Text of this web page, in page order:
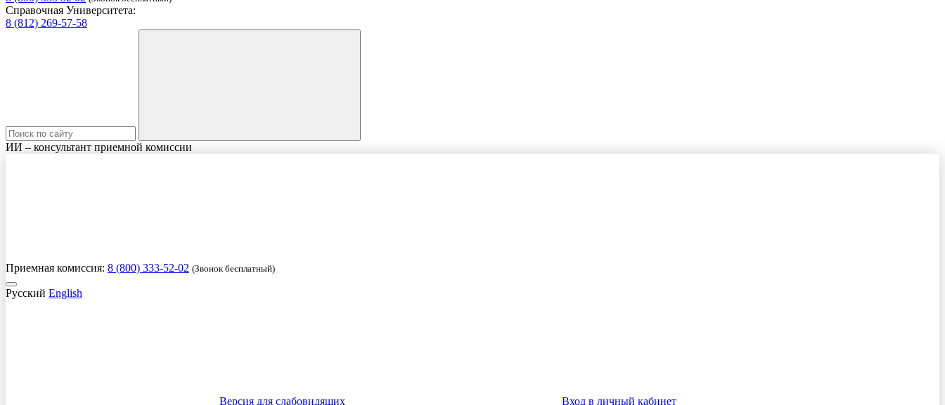
Справочная Университета:
8 (812) 269-57-58
ИИ – консультант приемной комиссии
Приемная комиссия: 8 (800) 333-52-02 (Звонок бесплатный)
Русский English
Версия для слабовидящих
Вход в личный кабинет